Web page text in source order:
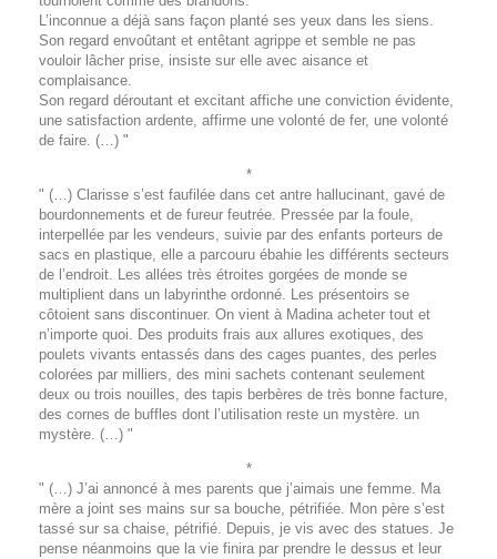
L’inconnue a déjà sans façon planté ses yeux dans les siens.
Son regard envoûtant et entêtant agrippe et semble ne pas
vouloir lâcher prise, insiste sur elle avec aisance et
complaisance.
Son regard déroutant et excitant affiche une conviction évidente,
une satisfaction ardente, affirme une volonté de fer, une volonté
de faire. (…) "
*
" (…) Clarisse s’est faufilée dans cet antre hallucinant, gavé de
bourdonnements et de fureur feutrée. Pressée par la foule,
interpellée par les vendeurs, suivie par des enfants porteurs de
sacs en plastique, elle a parcouru ébahie les différents secteurs
de l’endroit. Les allées très étroites gorgées de monde se
multiplient dans un labyrinthe ordonné. Les présentoirs se
côtoient sans discontinuer. On vient à Madina acheter tout et
n’importe quoi. Des produits frais aux allures exotiques, des
poulets vivants entassés dans des cages puantes, des perles
colorées par milliers, des mini sachets contenant seulement
deux ou trois nouilles, des tapis berbères de très bonne facture,
des cornes de buffles dont l’utilisation reste un mystère. un
mystère. (…) "
*
" (…) J’ai annoncé à mes parents que j’aimais une femme. Ma
mère a joint ses mains sur sa bouche, pétrifiée. Mon père s’est
tassé sur sa chaise, pétrifié. Depuis, je vis avec des statues. Je
pense néanmoins que la vie finira par prendre le dessus et leur